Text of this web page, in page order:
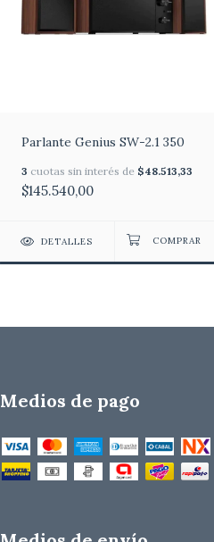
Parlante Genius SW-2.1 350
3 cuotas sin interés de $48.513,33
$145.540,00
DETALLES
Medios de pago